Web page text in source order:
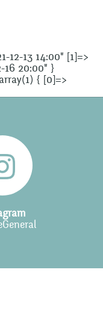
12-13 14:00" [1]=>
16 20:00" }
{ [0]=>